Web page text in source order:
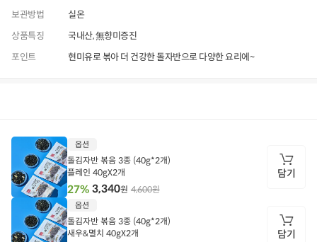
보관방법
실온
상품특징
국내산, 無향미증진
포인트
현미유로 볶아 더 건강한 돌자반으로 다양한 요리에~
상
담
기
옵션
돌김자반 볶음 3종 (40g*2개)
플레인 40gX2개
4,600원
27% 3,340원
담기
옵션
돌김자반 볶음 3종 (40g*2개)
새우&멸치 40gX2개
담기